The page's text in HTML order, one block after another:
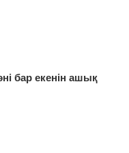
бар екенін ашық